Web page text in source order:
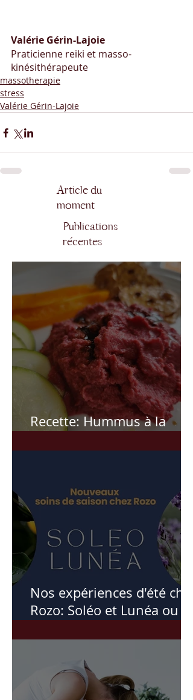
Valérie Gérin-Lajoie
Praticienne reiki et masso-
kinésithérapeute
massotherapie
stress
Valérie Gérin-Lajoie
Article du
moment
Publications
récentes
Recette: Hummus à la
Nos expériences d'été chez
Rozo: Soléo et Lunéa ou
ces soins